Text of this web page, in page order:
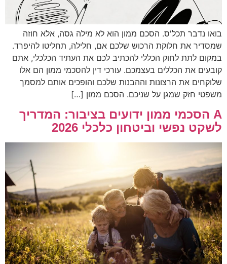
בואו נדבר תכל'ס. הסכם ממון הוא לא מילה גסה, אלא חוזה
שמסדיר את חלוקת הרכוש שלכם אם, חלילה, תחליטו להיפרד.
במקום לתת לחוק הכללי להכתיב לכם את העתיד הכלכלי, אתם
קובעים את הכללים בעצמכם. עורכי דין להסכמי ממון הם אלו
שלוקחים את הרצונות וההבנות שלכם והופכים אותם למסמך
משפטי חזק שמגן על שניכם. הסכם ממון […]
A הסכמי ממון ידועים בציבור: המדריך
לשקט נפשי וביטחון כלכלי 2026